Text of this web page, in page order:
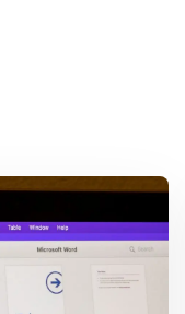
zonder (of met)